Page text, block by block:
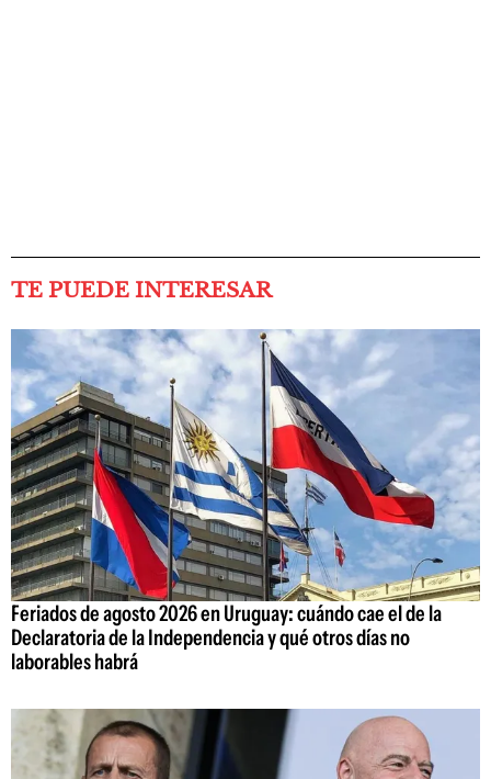
TE PUEDE INTERESAR
Feriados de agosto 2026 en Uruguay: cuándo cae el de la
Declaratoria de la Independencia y qué otros días no
laborables habrá